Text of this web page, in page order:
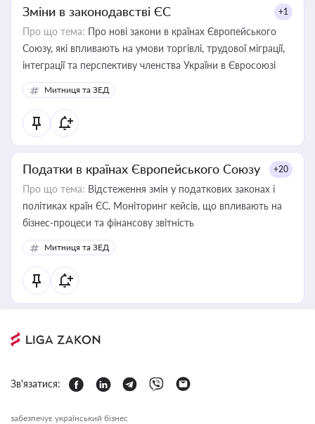
Зміни в законодавстві ЄС +1
Про що тема: Про нові закони в країнах Європейського
Союзу, які впливають на умови торгівлі, трудової міграції,
інтеграції та перспективу членства України в Євросоюзі
Митниця та ЗЕД
Податки в країнах Європейського Союзу +20
Про що тема: Відстеження змін у податкових законах і
політиках країн ЄС. Моніторинг кейсів, що впливають на
бізнес-процеси та фінансову звітність
Митниця та ЗЕД
Зв'язатися:
забезпечує український бізнес